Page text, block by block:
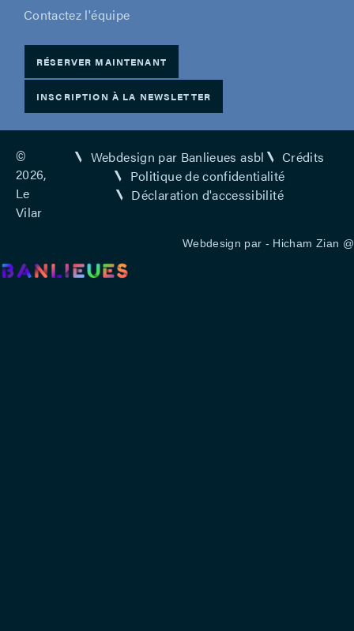
Contactez l'équipe
RÉSERVER MAINTENANT
INSCRIPTION À LA NEWSLETTER
©
2026,
Le
Vilar
Webdesign par Banlieues asbl
Crédits
Politique de confidentialité
Déclaration d'accessibilité
Webdesign par - Hicham Zian @